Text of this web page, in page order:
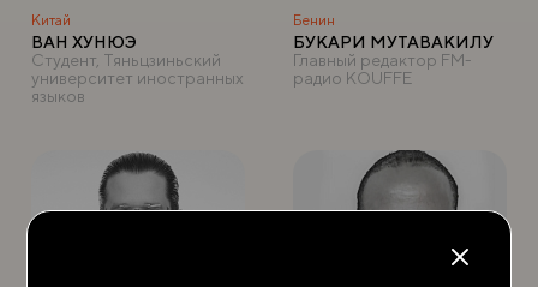
Китай
ВАН ХУНЮЭ
Студент, Тяньцзиньский
университет иностранных
языков
Бенин
БУКАРИ МУТАВАКИЛУ
Главный редактор FM-
радио KOUFFE